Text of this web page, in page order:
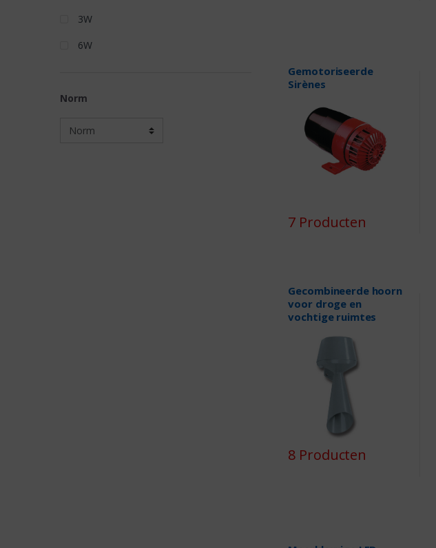
Gemotoriseerde
Sirènes
7 Producten
Gecombineerde hoorn
voor droge en
vochtige ruimtes
8 Producten
3W
6W
Norm